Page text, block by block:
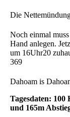
Die
Noch einmal
Hand anlegen.
um 16Uhr20
369
Dahoam is
Tagesdaten:
und 165m